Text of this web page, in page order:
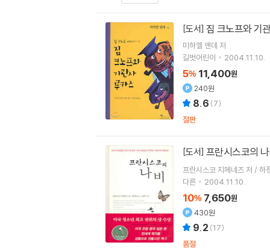
[도서] 짐 크노프와 기
미하엘 엔데 저
길벗어린이
2004.11.10.
5% 11,400원
240원
8.6 (7)
절판
[도서] 프란시스코의
프란시스코 지메네즈 저 / 하
다른
2004.11.10.
10% 7,650원
430원
9.2 (17)
품절